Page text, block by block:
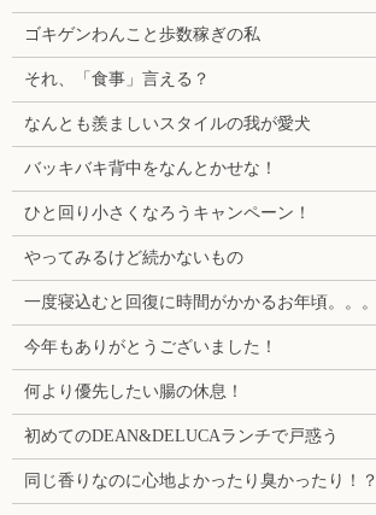
ゴキゲンわんこと歩数稼ぎの私
それ、「食事」言える？
なんとも羨ましいスタイルの我が愛犬
バッキバキ背中をなんとかせな！
ひと回り小さくなろうキャンペーン！
やってみるけど続かないもの
一度寝込むと回復に時間がかかるお年頃。。。
今年もありがとうございました！
何より優先したい腸の休息！
初めてのDEAN&DELUCAランチで戸惑う
同じ香りなのに心地よかったり臭かったり！？